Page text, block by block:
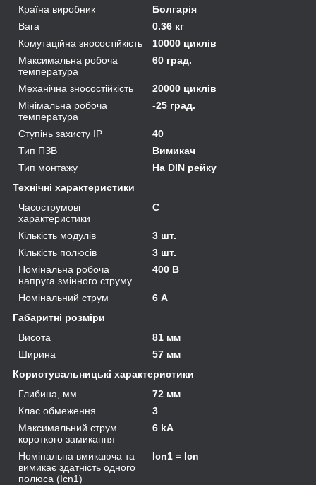
Країна виробник
Болгарія
Вага
0.36 кг
Комутаційна зносостійкість
10000 циклів
Максимальна робоча
температура
60 град.
Механічна зносостійкість
20000 циклів
Мінімальна робоча
температура
-25 град.
Ступінь захисту IP
40
Тип ПЗВ
Вимикач
Тип монтажу
На DIN рейку
Технічні характеристики
Часострумові
характеристики
C
Кількість модулів
3 шт.
Кількість полюсів
3 шт.
Номінальна робоча
напруга змінного струму
400 В
Номінальний струм
6 А
Габаритні розміри
Висота
81 мм
Ширина
57 мм
Користувальницькі характеристики
Глибина, мм
72 мм
Клас обмеження
3
Максимальний струм
короткого замикання
6 kA
Номінальна вмикаюча та
вимикає здатність одного
полюса (Icn1)
Icn1 = Icn